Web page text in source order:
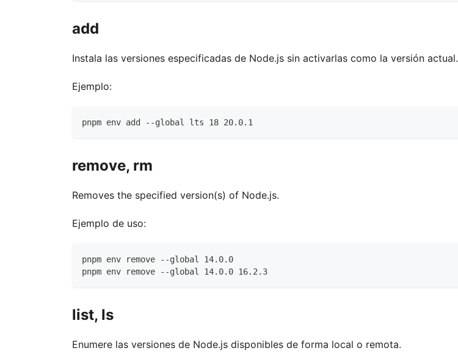
add
Instala las versiones especificadas de Node.js sin activarlas como la versión actual.
Ejemplo:
pnpm env add --global lts 18 20.0.1
remove, rm
Removes the specified version(s) of Node.js.
Ejemplo de uso:
pnpm env remove --global 14.0.0
pnpm env remove --global 14.0.0 16.2.3
list, ls
Enumere las versiones de Node.js disponibles de forma local o remota.